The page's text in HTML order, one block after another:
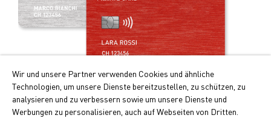
Profitez de la carte de paiement intelligente!
Les principaux avantages de la Migrolcard:
Wir und unsere Partner verwenden Cookies und ähnliche
Technologien, um unsere Dienste bereitzustellen, zu schützen, zu
analysieren und zu verbessern sowie um unsere Dienste und
Werbungen zu personalisieren, auch auf Webseiten von Dritten.